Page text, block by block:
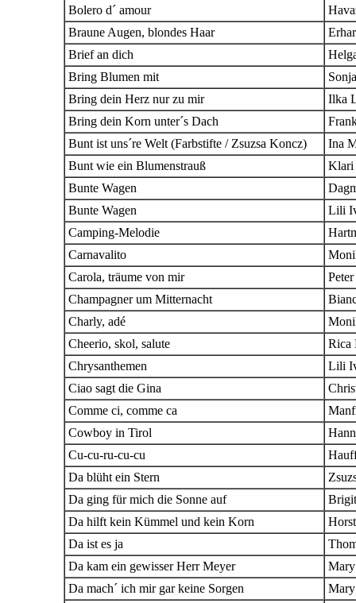
Bolero d´ amour
Braune Augen, blondes Haar
Brief an dich
Bring Blumen mit
Bring dein Herz nur zu mir
Ilka
Bring dein Korn unter´s Dach
Bunt ist uns´re Welt (Farbstifte / Zsuzsa Koncz)
Ina
Bunt wie ein Blumenstrauß
Klari
Bunte Wagen
Bunte Wagen
Lili
Camping-Melodie
Carnavalito
Carola, träume von mir
Champagner um Mitternacht
Charly, adé
Cheerio, skol, salute
Rica
Chrysanthemen
Lili
Ciao sagt die Gina
Comme ci, comme ca
Cowboy in Tirol
Cu-cu-ru-cu-cu
Da blüht ein Stern
Da ging für mich die Sonne auf
Da hilft kein Kümmel und kein Korn
Da ist es ja
Da kam ein gewisser Herr Meyer
Da mach´ ich mir gar keine Sorgen